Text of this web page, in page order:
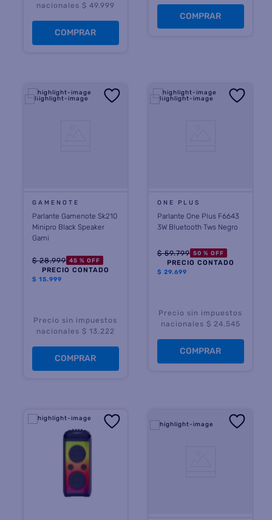
nacionales $ 49.999
COMPRAR
COMPRAR
GAMENOTE
Parlante Gamenote Sk210
Minipro Black Speaker
Gami
$ 28.999 45 % OFF
PRECIO CONTADO
$ 15.999
Precio sin impuestos
nacionales $ 13.222
COMPRAR
ONE PLUS
Parlante One Plus F6643
3W Bluetooth Tws Negro
$ 59.799 50 % OFF
PRECIO CONTADO
$ 29.699
Precio sin impuestos
nacionales $ 24.545
COMPRAR